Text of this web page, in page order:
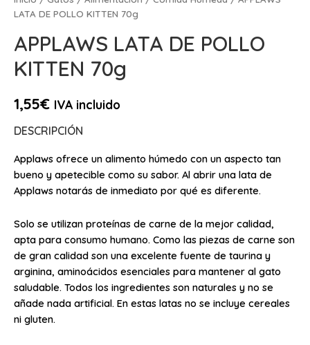
LATA DE POLLO KITTEN 70g
APPLAWS LATA DE POLLO
KITTEN 70g
1,55€ IVA incluido
DESCRIPCIÓN
Applaws ofrece un alimento húmedo con un aspecto tan
bueno y apetecible como su sabor. Al abrir una lata de
Applaws notarás de inmediato por qué es diferente.
Solo se utilizan proteínas de carne de la mejor calidad,
apta para consumo humano. Como las piezas de carne son
de gran calidad son una excelente fuente de taurina y
arginina, aminoácidos esenciales para mantener al gato
saludable. Todos los ingredientes son naturales y no se
añade nada artificial. En estas latas no se incluye cereales
ni gluten.